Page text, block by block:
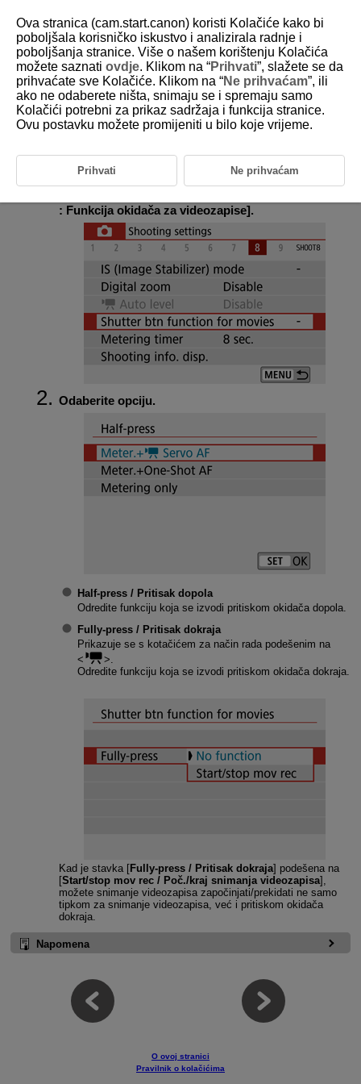
D101-105
Funkcija okidača za videozapise
: Funkcija okidača za videozapise].
Odaberite opciju.
Half-press / Pritisak dopola
Odredite funkciju koja se izvodi pritiskom okidača dopola.
Fully-press / Pritisak dokraja
Prikazuje se s kotačićem za način rada podešenim na
.
Odredite funkciju koja se izvodi pritiskom okidača dokraja.
Kad je stavka [Fully-press / Pritisak dokraja] podešena na
[Start/stop mov rec / Poč./kraj snimanja videozapisa],
možete snimanje videozapisa započinjati/prekidati ne samo
tipkom za snimanje videozapisa, već i pritiskom okidača
dokraja.
Napomena
O ovoj stranici
Pravilnik o kolačićima
Ova stranica (cam.start.canon) koristi Kolačiće kako bi
poboljšala korisničko iskustvo i analizirala radnje i
poboljšanja stranice. Više o našem korištenju Kolačića
možete saznati ovdje. Klikom na “Prihvati”, slažete se da
prihvaćate sve Kolačiće. Klikom na “Ne prihvaćam”, ili
ako ne odaberete ništa, snimaju se i spremaju samo
Kolačići potrebni za prikaz sadržaja i funkcija stranice.
Ovu postavku možete promijeniti u bilo koje vrijeme.
Prihvati Ne prihvaćam